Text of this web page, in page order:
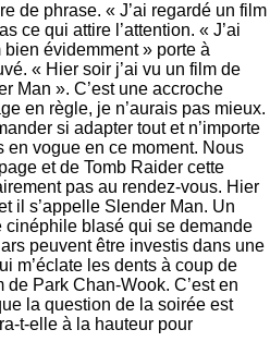
de phrase. « J’ai regardé un film
ce qui attire l’attention. « J’ai
évidemment » porte à
« Hier soir j’ai vu un film de
Man ». C’est une accroche
en règle, je n’aurais pas mieux.
si adapter tout et n’importe
vogue en ce moment. Nous
et de Tomb Raider cette
pas au rendez-vous. Hier
il s’appelle Slender Man. Un
cinéphile blasé qui se demande
peuvent être investis dans une
m’éclate les dents à coup de
Park Chan-Wook. C’est en
la question de la soirée est
t-elle à la hauteur pour